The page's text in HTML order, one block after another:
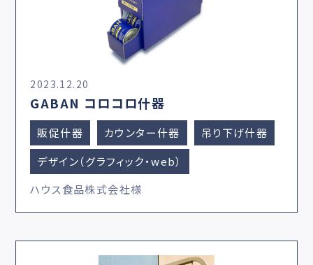
2023.12.20
GABAN コロコロ什器
販促什器 カウンター什器
吊り下げ什器
デザイン（グラフィック・web）
ハウス食品株式会社様